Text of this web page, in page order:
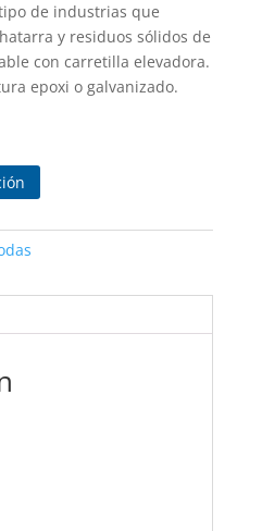
de industrias que
y residuos sólidos de
con carretilla elevadora.
epoxi o galvanizado.